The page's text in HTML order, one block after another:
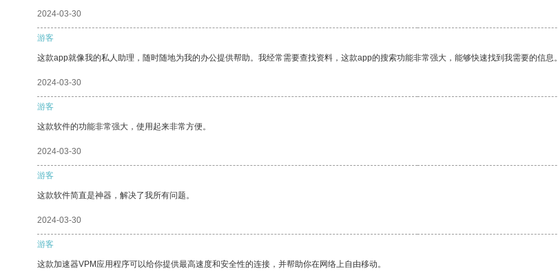
2024-03-30
游客
这款app就像我的私人助理，随时随地为我的办公提供帮助。我经常需要查找资料，这款app的搜索功能非常强大，能够快速找到我需要的信息。
2024-03-30
游客
这款软件的功能非常强大，使用起来非常方便。
2024-03-30
游客
这款软件简直是神器，解决了我所有问题。
2024-03-30
游客
这款加速器VPM应用程序可以给你提供最高速度和安全性的连接，并帮助你在网络上自由移动。